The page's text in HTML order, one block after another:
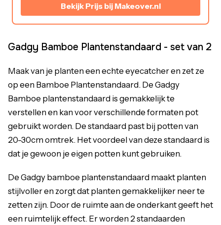
Bekijk Prijs bij Makeover.nl
Gadgy Bamboe Plantenstandaard - set van 2
Maak van je planten een echte eyecatcher en zet ze
op een Bamboe Plantenstandaard. De Gadgy
Bamboe plantenstandaard is gemakkelijk te
verstellen en kan voor verschillende formaten pot
gebruikt worden. De standaard past bij potten van
20-30cm omtrek. Het voordeel van deze standaard is
dat je gewoon je eigen potten kunt gebruiken.
De Gadgy bamboe plantenstandaard maakt planten
stijlvoller en zorgt dat planten gemakkelijker neer te
zetten zijn. Door de ruimte aan de onderkant geeft het
een ruimtelijk effect. Er worden 2 standaarden